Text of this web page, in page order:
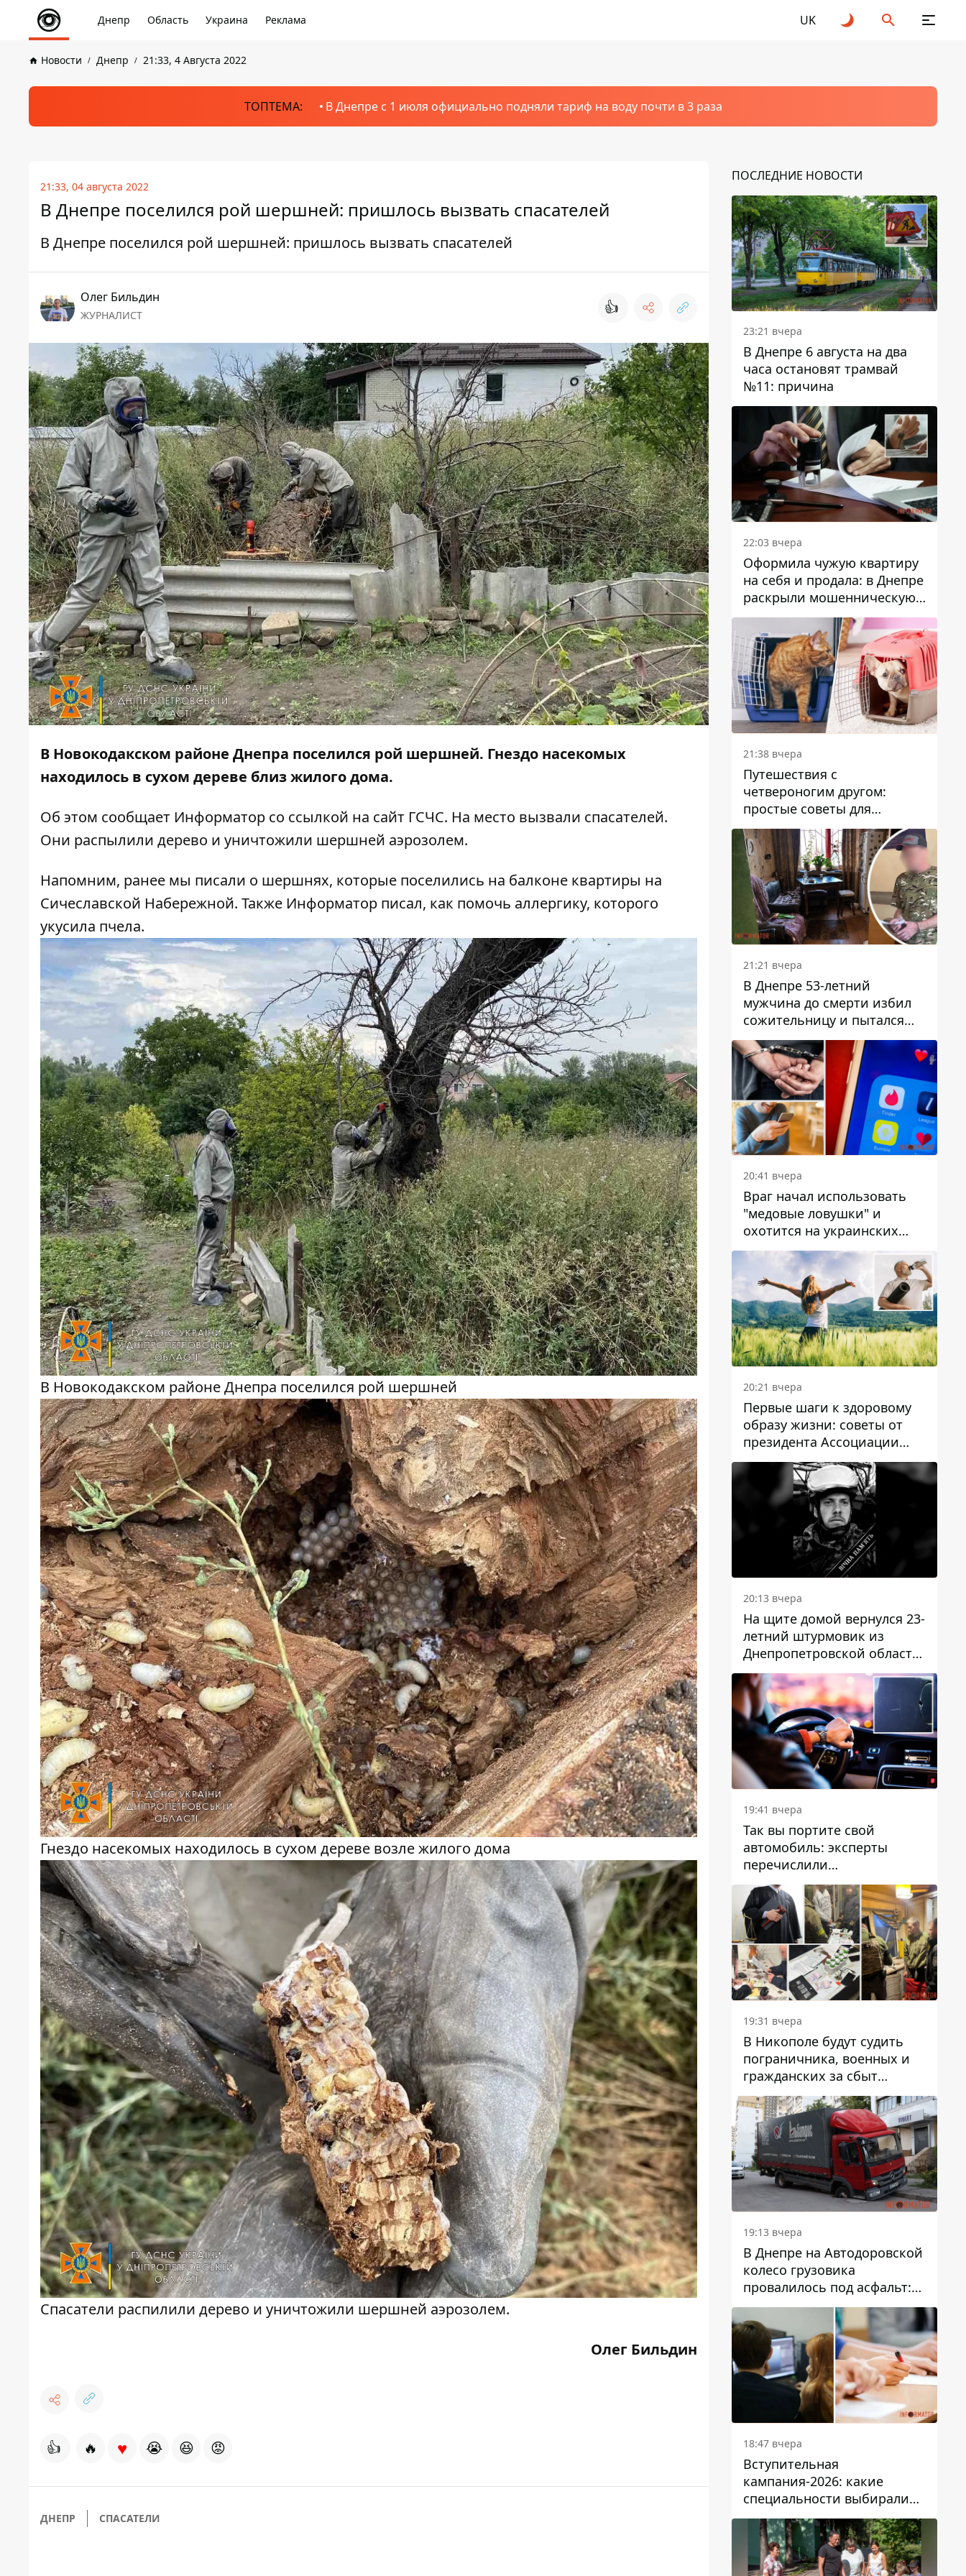
Днепр Область Украина Реклама UK
Новости Днепр 21:33, 4 Августа 2022
ТОПТЕМА: В Днепре с 1 июля официально подняли тариф на воду почти в 3 раза
21:33, 04 августа 2022
В Днепре поселился рой шершней: пришлось вызвать спасателей
В Днепре поселился рой шершней: пришлось вызвать спасателей
Олег Бильдин
ЖУРНАЛИСТ 👍
В Новокодакском районе Днепра поселился рой шершней. Гнездо насекомых
находилось в сухом дереве близ жилого дома.
Об этом сообщает Информатор со ссылкой на сайт ГСЧС. На место вызвали спасателей.
Они распылили дерево и уничтожили шершней аэрозолем.
Напомним, ранее мы писали о шершнях, которые поселились на балконе квартиры на
Сичеславской Набережной. Также Информатор писал, как помочь аллергику, которого
укусила пчела.
В Новокодакском районе Днепра поселился рой шершней
Гнездо насекомых находилось в сухом дереве возле жилого дома
Спасатели распилили дерево и уничтожили шершней аэрозолем.
Олег Бильдин
👍 🔥 ♥ 😭 😆 😡
ДНЕПР СПАСАТЕЛИ
ПОСЛЕДНИЕ НОВОСТИ
23:21 вчера
В Днепре 6 августа на два
часа остановят трамвай
№11: причина
22:03 вчера
Оформила чужую квартиру
на себя и продала: в Днепре
раскрыли мошенническую
схему с недвижимостью
21:38 вчера
Путешествия с
четвероногим другом:
простые советы для
поездок с животными
21:21 вчера
В Днепре 53-летний
мужчина до смерти избил
сожительницу и пытался
скрыть преступление:
детали
20:41 вчера
Враг начал использовать
"медовые ловушки" и
охотится на украинских
военнослужащих
20:21 вчера
Первые шаги к здоровому
образу жизни: советы от
президента Ассоциации
диетологов Украины
20:13 вчера
На щите домой вернулся 23-
летний штурмовик из
Днепропетровской области
Богдан Бескровный
19:41 вчера
Так вы портите свой
автомобиль: эксперты
перечислили
распространенные
привычки водителей,
которые на самом деле
вредят машине
19:31 вчера
В Никополе будут судить
пограничника, военных и
гражданских за сбыт
психотропов
19:13 вчера
В Днепре на Автодоровской
колесо грузовика
провалилось под асфальт:
движение заблокировано
18:47 вчера
Вступительная
кампания-2026: какие
специальности выбирали
абитуриенты в Украине